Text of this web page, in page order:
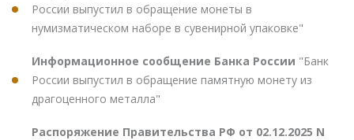
России выпустил в обращение монеты в
нумизматическом наборе в сувенирной упаковке"
Информационное сообщение Банка России "Банк
России выпустил в обращение памятную монету из
драгоценного металла"
Распоряжение Правительства РФ от 02.12.2025 N